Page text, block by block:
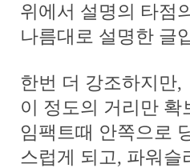
위에서 설명의 타점
나름대로 설명한 글
한번 더 강조하지만,
이 정도의 거리만 확
임팩트때 안쪽으로
스럽게 되고, 파워